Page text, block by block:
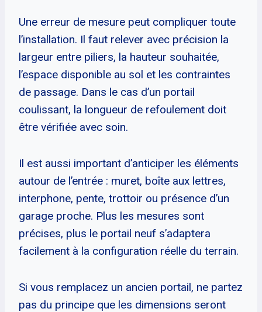
Une erreur de mesure peut compliquer toute
l’installation. Il faut relever avec précision la
largeur entre piliers, la hauteur souhaitée,
l’espace disponible au sol et les contraintes
de passage. Dans le cas d’un portail
coulissant, la longueur de refoulement doit
être vérifiée avec soin.
Il est aussi important d’anticiper les éléments
autour de l’entrée : muret, boîte aux lettres,
interphone, pente, trottoir ou présence d’un
garage proche. Plus les mesures sont
précises, plus le portail neuf s’adaptera
facilement à la configuration réelle du terrain.
Si vous remplacez un ancien portail, ne partez
pas du principe que les dimensions seront